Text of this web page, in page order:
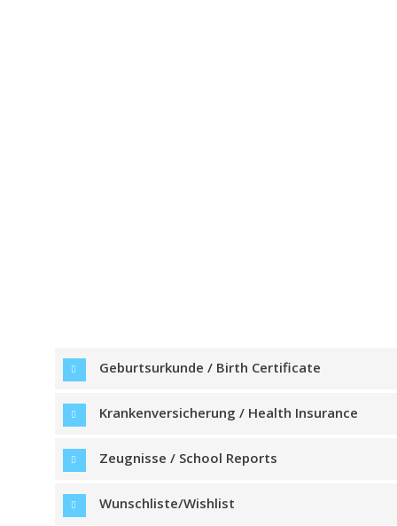
Geburtsurkunde / Birth Certificate
Krankenversicherung / Health Insurance
Zeugnisse / School Reports
Wunschliste/Wishlist